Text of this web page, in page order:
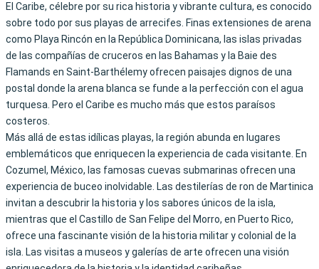
El Caribe, célebre por su rica historia y vibrante cultura, es conocido
sobre todo por sus playas de arrecifes. Finas extensiones de arena
como Playa Rincón en la República Dominicana, las islas privadas
de las compañías de cruceros en las Bahamas y la Baie des
Flamands en Saint-Barthélemy ofrecen paisajes dignos de una
postal donde la arena blanca se funde a la perfección con el agua
turquesa. Pero el Caribe es mucho más que estos paraísos
costeros.
Más allá de estas idílicas playas, la región abunda en lugares
emblemáticos que enriquecen la experiencia de cada visitante. En
Cozumel, México, las famosas cuevas submarinas ofrecen una
experiencia de buceo inolvidable. Las destilerías de ron de Martinica
invitan a descubrir la historia y los sabores únicos de la isla,
mientras que el Castillo de San Felipe del Morro, en Puerto Rico,
ofrece una fascinante visión de la historia militar y colonial de la
isla. Las visitas a museos y galerías de arte ofrecen una visión